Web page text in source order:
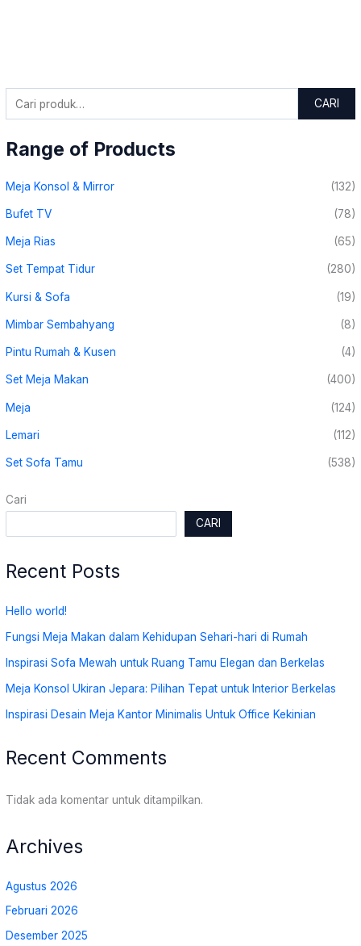
CARI
Range of Products
Meja Konsol & Mirror (132)
Bufet TV (78)
Meja Rias (65)
Set Tempat Tidur (280)
Kursi & Sofa (19)
Mimbar Sembahyang (8)
Pintu Rumah & Kusen (4)
Set Meja Makan (400)
Meja (124)
Lemari (112)
Set Sofa Tamu (538)
Cari
CARI
Recent Posts
Hello world!
Fungsi Meja Makan dalam Kehidupan Sehari-hari di Rumah
Inspirasi Sofa Mewah untuk Ruang Tamu Elegan dan Berkelas
Meja Konsol Ukiran Jepara: Pilihan Tepat untuk Interior Berkelas
Inspirasi Desain Meja Kantor Minimalis Untuk Office Kekinian
Recent Comments
Tidak ada komentar untuk ditampilkan.
Archives
Agustus 2026
Februari 2026
Desember 2025